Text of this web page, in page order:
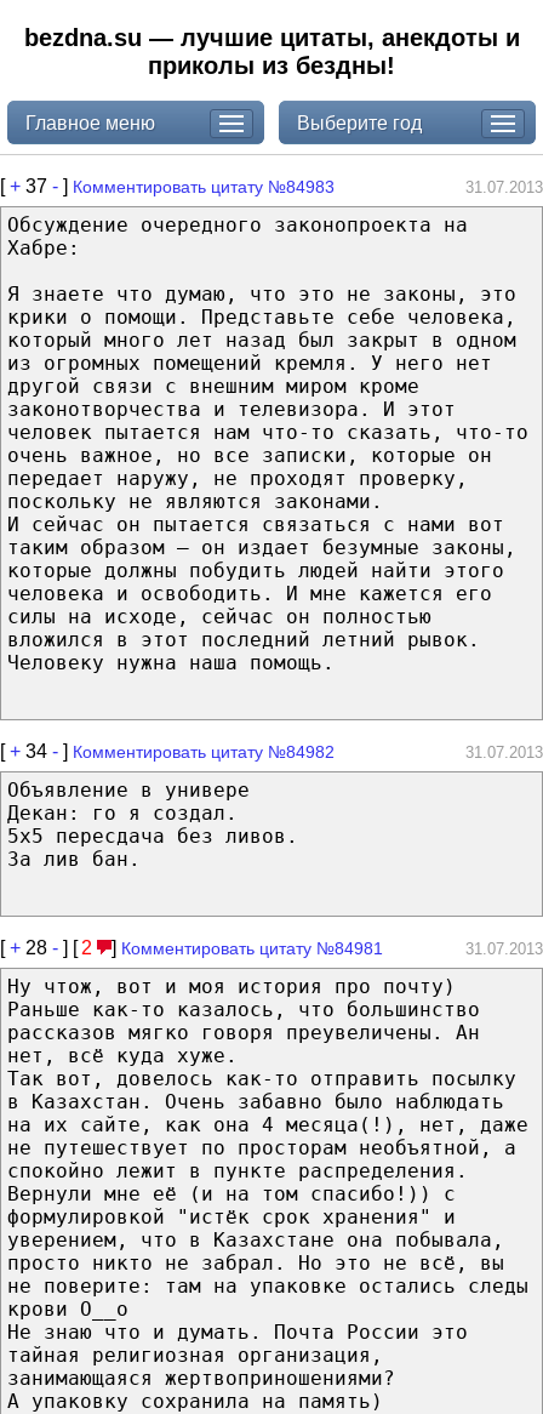
bezdna.su — лучшие цитаты, анекдоты и
приколы из бездны!
Главное меню Выберите год
[+ 37 - ] Комментировать цитату №84983 31.07.2013
Обсуждение очередного законопроекта на
Хабре:
Я знаете что думаю, что это не законы, это
крики о помощи. Представьте себе человека,
который много лет назад был закрыт в одном
из огромных помещений кремля. У него нет
другой связи с внешним миром кроме
законотворчества и телевизора. И этот
человек пытается нам что-то сказать, что-то
очень важное, но все записки, которые он
передает наружу, не проходят проверку,
поскольку не являются законами.
И сейчас он пытается связаться с нами вот
таким образом — он издает безумные законы,
которые должны побудить людей найти этого
человека и освободить. И мне кажется его
силы на исходе, сейчас он полностью
вложился в этот последний летний рывок.
Человеку нужна наша помощь.
[+ 34 - ] Комментировать цитату №84982 31.07.2013
Объявление в универе
Декан: го я создал.
5х5 пересдача без ливов.
За лив бан.
[+ 28 - ] [ 2 ] Комментировать цитату №84981 31.07.2013
Ну чтож, вот и моя история про почту)
Раньше как-то казалось, что большинство
рассказов мягко говоря преувеличены. Ан
нет, всё куда хуже.
Так вот, довелось как-то отправить посылку
в Казахстан. Очень забавно было наблюдать
на их сайте, как она 4 месяца(!), нет, даже
не путешествует по просторам необъятной, а
спокойно лежит в пункте распределения.
Вернули мне её (и на том спасибо!)) с
формулировкой "истёк срок хранения" и
уверением, что в Казахстане она побывала,
просто никто не забрал. Но это не всё, вы
не поверите: там на упаковке остались следы
крови О__о
Не знаю что и думать. Почта России это
тайная религиозная организация,
занимающаяся жертвоприношениями?
А упаковку сохранила на память)